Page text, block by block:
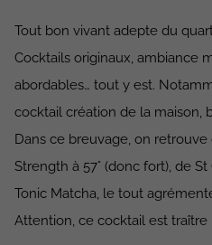
Tout bon vivant adepte du
Cocktails originaux, ambiance
abordables… tout y est.
cocktail création de la maison,
Dans ce breuvage, on
Strength à 57° (donc fort), de
Tonic Matcha, le tout
Attention, ce cocktail est traître